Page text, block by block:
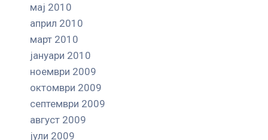
мај 2010
април 2010
март 2010
јануари 2010
ноември 2009
октомври 2009
септември 2009
август 2009
јули 2009